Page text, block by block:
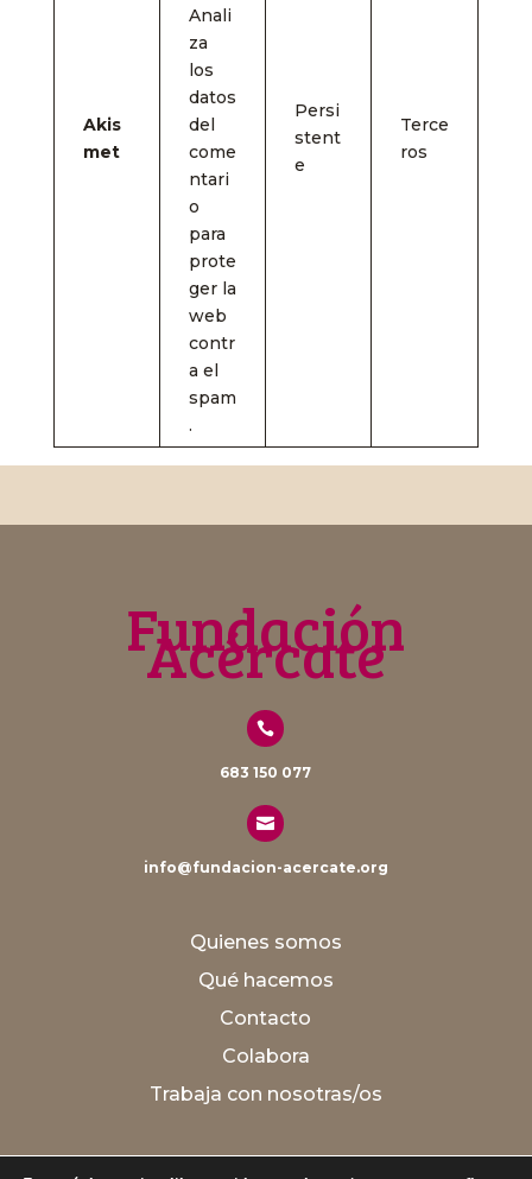
Akis
met
Anali
za
los
datos
del
come
ntari
o
para
prote
ger la
web
contr
a el
spam
.
Persi
stent
e
Terce
ros
Fundación
Acércate

683 150 077

info@fundacion-acercate.org
Quienes somos
Qué hacemos
Contacto
Colabora
Trabaja con nosotras/os